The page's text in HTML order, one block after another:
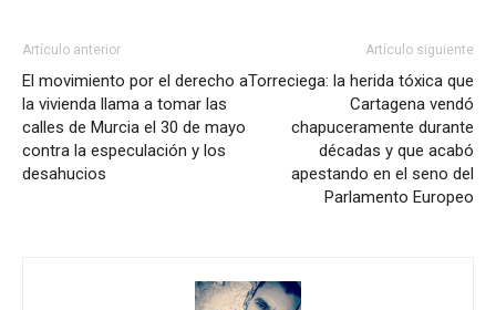
Artículo anterior
El movimiento por el derecho a
la vivienda llama a tomar las
calles de Murcia el 30 de mayo
contra la especulación y los
desahucios
Artículo siguiente
Torreciega: la herida tóxica que
Cartagena vendó
chapuceramente durante
décadas y que acabó
apestando en el seno del
Parlamento Europeo